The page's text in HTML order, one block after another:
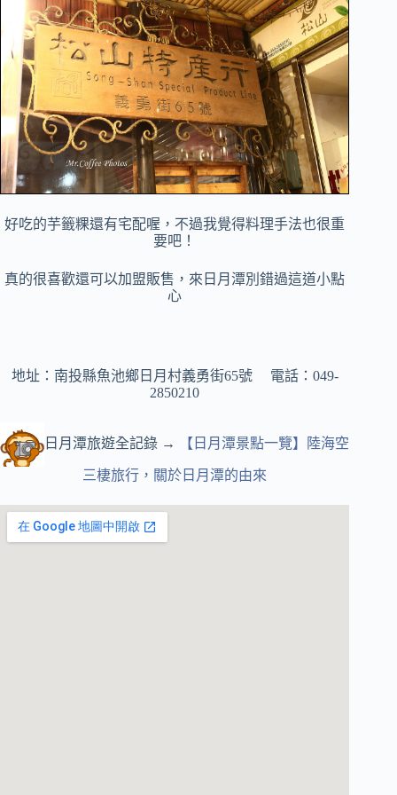
好吃的芋籤粿還有宅配喔， 不過我覺得料理手法也很重
要吧！
真的很喜歡還可以加盟販售，來日月潭別錯過這道小點
心
地址：南投縣魚池鄉日月村義勇街65號 電話：049-
2850210
日月潭旅遊全記錄 → 【日月潭景點一覽】陸海空
三棲旅行，關於日月潭的由來